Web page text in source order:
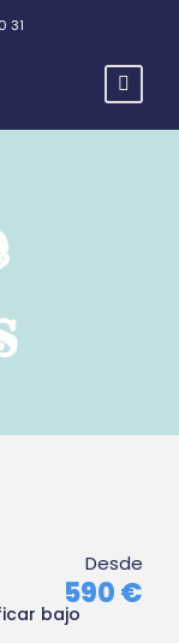
31
Desde
590 €
bajo